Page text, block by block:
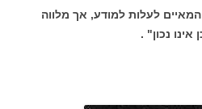
לעלות למודע, אך מלווה
נכון" .